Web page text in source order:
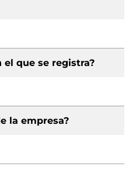
el que se registra?
la empresa?